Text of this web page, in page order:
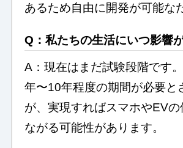
あるため自由に開発が可能な
Q：私たちの生活にいつ影響
A：現在はまだ試験段階です
年〜10年程度の期間が必要と
が、実現すればスマホやEV
ながる可能性があります。